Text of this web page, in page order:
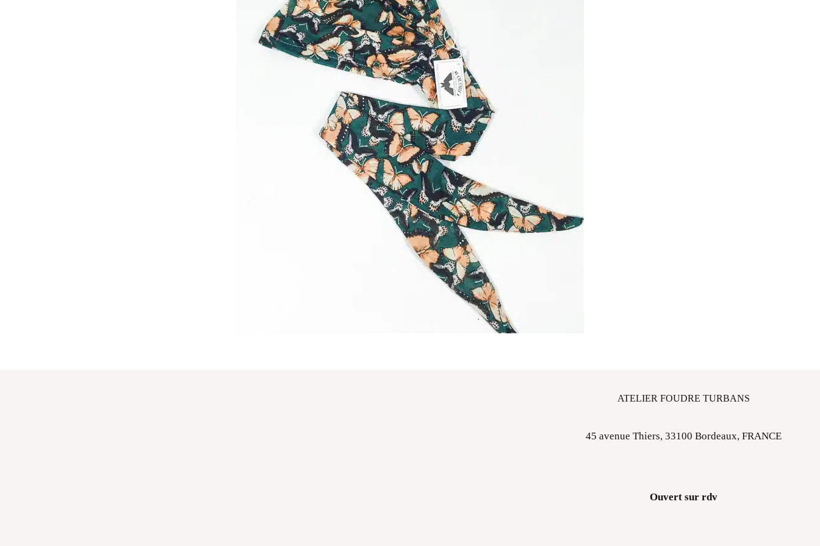
ATELIER FOUDRE TURBANS
45 avenue Thiers, 33100 Bordeaux, FRANCE
Ouvert sur rdv